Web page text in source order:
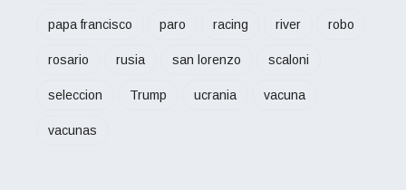
papa francisco paro racing river robo
rosario rusia san lorenzo scaloni
seleccion Trump ucrania vacuna
vacunas